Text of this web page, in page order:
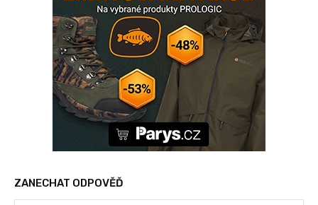
ZANECHAT ODPOVĚĎ